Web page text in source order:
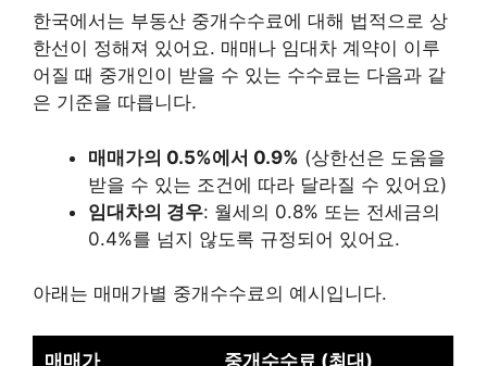
한국에서는 부동산 중개수수료에 대해 법적으로 상
한선이 정해져 있어요. 매매나 임대차 계약이 이루
어질 때 중개인이 받을 수 있는 수수료는 다음과 같
은 기준을 따릅니다.
매매가의 0.5%에서 0.9% (상한선은 도움을
받을 수 있는 조건에 따라 달라질 수 있어요)
임대차의 경우: 월세의 0.8% 또는 전세금의
0.4%를 넘지 않도록 규정되어 있어요.
아래는 매매가별 중개수수료의 예시입니다.
매매가 중개수수료 (최대)